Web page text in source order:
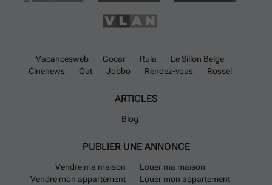
Vacancesweb Gocar Rula
Le Sillon Belge
Cinenews
Out Jobbo Rendez-vous Rossel
ARTICLES
Blog
PUBLIER UNE ANNONCE
Vendre ma maison
Louer ma maison
Vendre mon appartement
Louer mon appartement